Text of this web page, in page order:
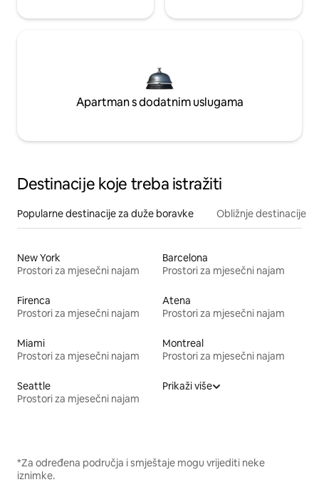
Apartman s dodatnim uslugama
Destinacije koje treba istražiti
Popularne destinacije za duže boravke Obližnje destinacije
New York
Prostori za mjesečni najam
Barcelona
Prostori za mjesečni najam
Firenca
Prostori za mjesečni najam
Atena
Prostori za mjesečni najam
Miami
Prostori za mjesečni najam
Montreal
Prostori za mjesečni najam
Seattle
Prostori za mjesečni najam
Prikaži više
*Za određena područja i smještaje mogu vrijediti neke
iznimke.